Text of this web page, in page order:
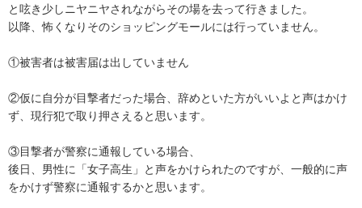
と呟き少しニヤニヤされながらその場を去って行きました。
以降、怖くなりそのショッピングモールには行っていません。
①被害者は被害届は出していません
②仮に自分が目撃者だった場合、辞めといた方がいいよと声はかけ
ず、現行犯で取り押さえると思います。
③目撃者が警察に通報している場合、
後日、男性に「女子高生」と声をかけられたのですが、一般的に声
をかけず警察に通報するかと思います。